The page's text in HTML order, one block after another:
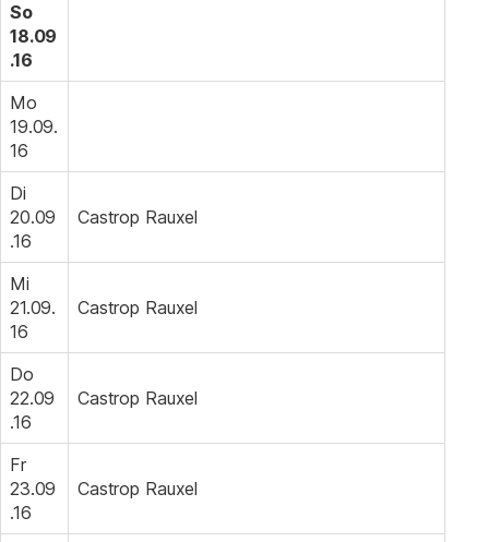
So
18.09
.16
Mo
19.09.
16
Di
20.09
.16
Castrop Rauxel
Mi
21.09.
16
Castrop Rauxel
Do
22.09
.16
Castrop Rauxel
Fr
23.09
.16
Castrop Rauxel